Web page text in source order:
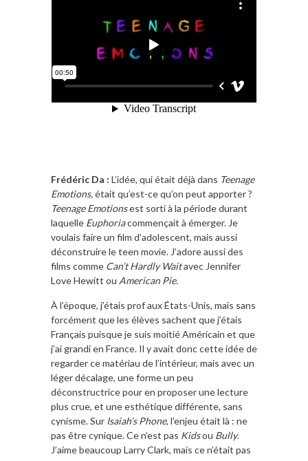
Frédéric Da : L’idée, qui était déjà dans Teenage
Emotions,était qu’est-ce qu’on peut apporter ?
Teenage Emotionsest sorti à la période durant
laquelle Euphoriacommençait à émerger. Je
voulais faire un film d’adolescent, mais aussi
déconstruire le teen movie. J’adore aussi des
films comme Can’t Hardly Waitavec Jennifer
Love Hewitt ou American Pie.
À l’époque, j’étais prof aux États-Unis, mais sans
forcément que les élèves sachent que j’étais
Français puisque je suis moitié Américain et que
j’ai grandi en France. Il y avait donc cette idée de
regarder ce matériau de l’intérieur, mais avec un
léger décalage, une forme un peu
déconstructrice pour en proposer une lecture
plus crue, et une esthétique différente, sans
cynisme. Sur Isaiah’s Phone, l’enjeu était là : ne
pas être cynique. Ce n’est pas Kidsou Bully.
J’aime beaucoup Larry Clark, mais ce n’était pas